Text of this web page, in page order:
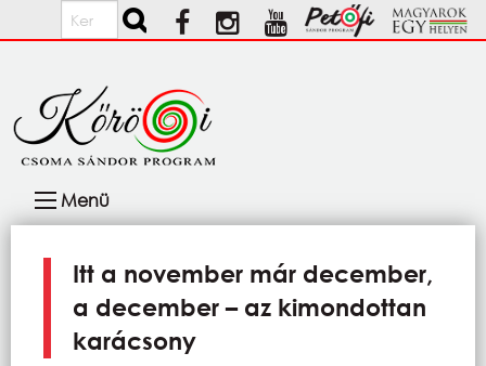
Ugrás a tartalomra
Keresés
navigáció
Menü
Itt a november már december,
a december – az kimondottan
karácsony